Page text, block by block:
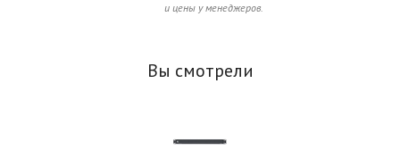
и цены у менеджеров.
Вы смотрели